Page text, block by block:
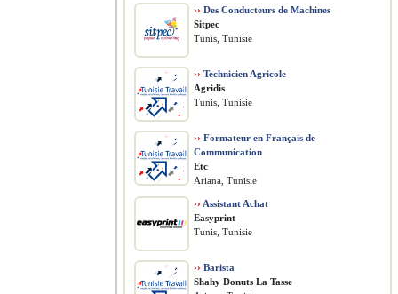
›› Des Conducteurs de Machines
Sitpec
Tunis, Tunisie
›› Technicien Agricole
Agridis
Tunis, Tunisie
›› Formateur en Français de
Communication
Etc
Ariana, Tunisie
›› Assistant Achat
Easyprint
Tunis, Tunisie
›› Barista
Shahy Donuts La Tasse